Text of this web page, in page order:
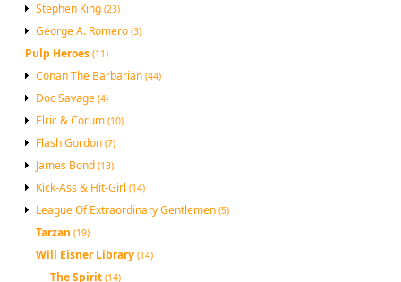
Stephen King(23)
George A. Romero(3)
Pulp Heroes(11)
Conan The Barbarian(44)
Doc Savage(4)
Elric & Corum(10)
Flash Gordon(7)
James Bond(13)
Kick-Ass & Hit-Girl(14)
League Of Extraordinary Gentlemen(5)
Tarzan(19)
Will Eisner Library(14)
The Spirit(14)